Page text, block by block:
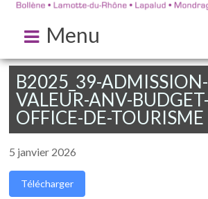
Menu
B2025_39-
VALEUR-ANV-
OFFICE-DE-TOURISME
5 janvier 2026
Télécharger